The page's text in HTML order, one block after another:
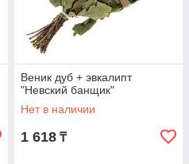
Веник дуб + эвкалипт
"Невский банщик"
Нет в наличии
1 618 ₸